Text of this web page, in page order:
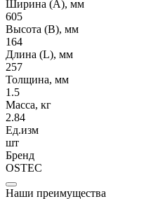
Ширина (А), мм
605
Высота (В), мм
164
Длина (L), мм
257
Толщина, мм
1.5
Масса, кг
2.84
Ед.изм
шт
Бренд
OSTEC
Наши преимущества